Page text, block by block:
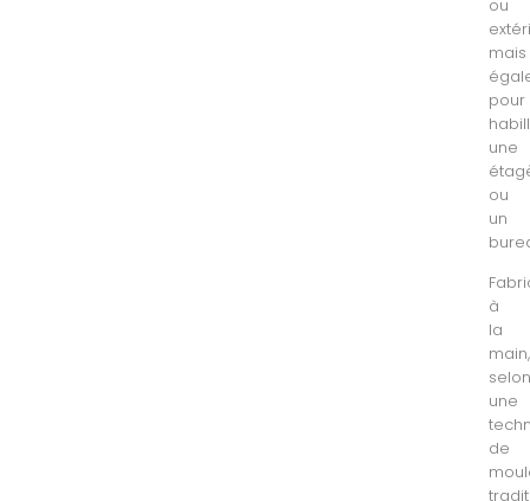
ou
mais
pour
une
ou
un
à
la
main,
une
de